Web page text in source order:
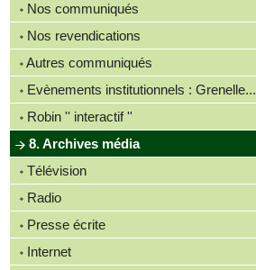
Nos communiqués
Nos revendications
Autres communiqués
Evènements institutionnels : Grenelle...
Robin '' interactif ''
8. Archives média
Télévision
Radio
Presse écrite
Internet